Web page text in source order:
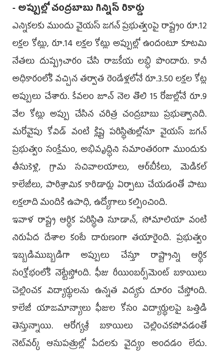
- అప్పుల్లో చంద్ర‌బాబు గిన్నిస్ రికార్డు
ఎన్నికలకు ముందు వైయస్ జగన్ ప్రభుత్వంపై రాష్ట్రం రూ.12
లక్షల కోట్లు, రూ.14 లక్షల కోట్లు అప్పుల్లో ఉందంటూ కూటమి
నేతలు దుష్ప్రచారం చేసి రాజకీయ లబ్ధి పొందారు. కానీ
అధికారంలోకి వచ్చిన తర్వాత రెండేళ్లలోనే రూ.3.50 లక్షల కోట్ల
అప్పులు చేశారు. కేవలం జూన్ నెల తొలి 15 రోజుల్లోనే రూ.9
వేల కోట్లు అప్పు చేసిన చరిత్ర చంద్రబాబు ప్రభుత్వానిది.
మరోవైపు కోవిడ్ వంటి క్లిష్ట పరిస్థితుల్లోనూ వైయస్ జగన్
ప్రభుత్వం సంక్షేమం, అభివృద్ధిని సమాంతరంగా ముందుకు
తీసుకెళ్లి, గ్రామ సచివాలయాలు, ఆర్‌బీకేలు, మెడికల్
కాలేజీలు, పారిశ్రామిక కారిడార్లు ఏర్పాటు చేయడంతో పాటు
లక్షలాది మందికి ఉపాధి, ఉద్యోగాలు కల్పించింది.
ఇవాళ రాష్ట్ర ఆర్థిక పరిస్థితి సూడాన్, సోమాలియా వంటి
నిరుపేద దేశాల కంటే దారుణంగా తయారైంది. ప్రభుత్వం
ఇబ్బడిముబ్బడిగా అప్పులు చేస్తూ రాష్ట్రాన్ని ఆర్థిక
సంక్షోభంలోకి నెట్టేస్తోంది. ఫీజు రీయింబర్స్‌మెంట్ బకాయిలు
చెల్లించక విద్యార్థులను ఉన్నత విద్యకు దూరం చేస్తోంది.
కాలేజీ యాజమాన్యాలు ఫీజుల కోసం విద్యార్థులపై ఒత్తిడి
తెస్తున్నాయి. ఆరోగ్యశ్రీ బకాయిలు చెల్లించకపోవడంతో
నెట్‌వర్క్ ఆసుపత్రుల్లో పేదలకు వైద్యం అందడం లేదు.